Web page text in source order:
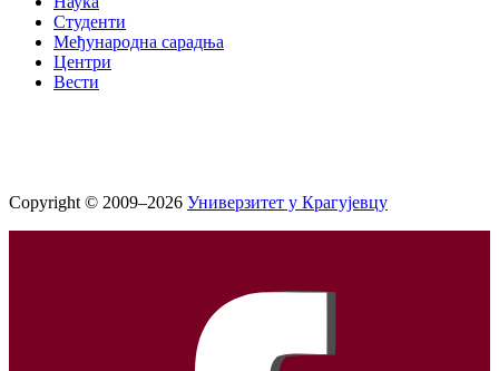
Студенти
Међународна сарадња
Центри
Вести
Copyright © 2009–2026 Универзитет у Крагујевцу